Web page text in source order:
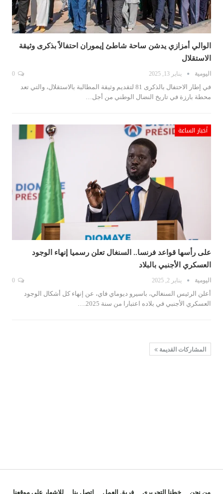
الوالي أمزازي يدشن ساحة شاطئ إيموران احتفالاً بذكرى وثيقة
الاستقلال
اليومية يناير 13, 2025
في إطار الاحتفال بالذكرى 81 لتقديم وثيقة المطالبة بالاستقلال، والتي تعد
محطة بارزة في تاريخ النضال الوطني من أجل…
أخبار الساعة
على رأسها قواعد فرنسا.. السنغال تعلن رسميا إنهاء الوجود
العسكري الأجنبي بالبلاد
اليومية يناير 2, 2025
أعلن الرئيس السنغالي، باسيرو ديوماي فاي، عن إنهاء كل أشكال الوجود
العسكري الأجنبي في بلاده اعتبارا من سنة 2025.…
المشاركات القديمة
من نحن خطنا التحريري فريق العمل اتصل بنا للاشهار على موقعنا